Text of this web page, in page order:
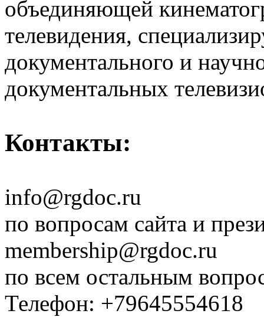
объединяющей
телевидения,
документального и
документальных
Контакты:
info@rgdoc.ru
по вопросам сайта и
membership@rgdoc.ru
по всем остальным
Телефон: +79645554618